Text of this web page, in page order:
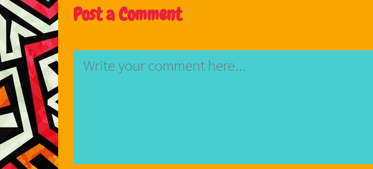
Post a Comment